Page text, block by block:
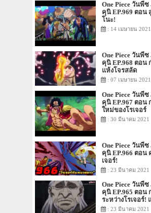
One Piece วันพี
คุนิ EP.969 ตอน
โนะ!
: 14 เมษายน
One Piece วันพี
คุนิ EP.968 ตอน
แห้งโจรสลัด
: 07 เมษายน
One Piece วันพี
คุนิ EP.967 ตอน
ใหม่ของโรเจอร์
: 30 มีนาคม 2021
One Piece วันพี
คุนิ EP.966 ตอน
เจอร์!
: 23 มีนาคม 2021
One Piece วันพี
คุนิ EP.965 ตอน
ระหว่างโรเจอร์!
ขาว!: 23 มีนาคม 2021